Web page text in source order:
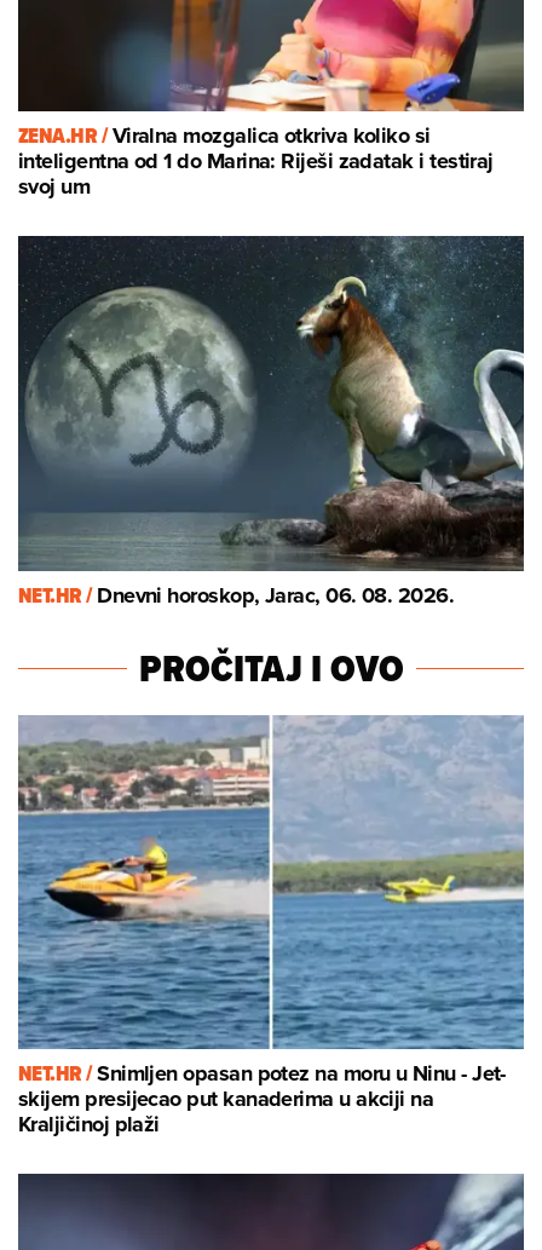
ZENA.HR /Viralna mozgalica otkriva koliko si
inteligentna od 1 do Marina: Riješi zadatak i testiraj
svoj um
NET.HR /Dnevni horoskop, Jarac, 06. 08. 2026.
PROČITAJ I OVO
NET.HR /Snimljen opasan potez na moru u Ninu - Jet-
skijem presijecao put kanaderima u akciji na
Kraljičinoj plaži